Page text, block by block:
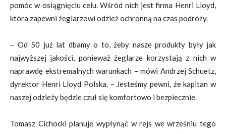
pomóc w osiągnięciu celu. Wśród nich jest firma Henri Lloyd,
która zapewni żeglarzowi odzież ochronną na czas podróży.
– Od 50 już lat dbamy o to, żeby nasze produkty były jak
najwyższej jakości, ponieważ żeglarze korzystają z nich w
naprawdę ekstremalnych warunkach – mówi Andrzej Schuetz,
dyrektor Henri Lloyd Polska. – Jesteśmy pewni, że kapitan w
naszej odzieży będzie czuł się komfortowo i bezpiecznie.
Tomasz Cichocki planuje wypłynąć w rejs we wrześniu tego